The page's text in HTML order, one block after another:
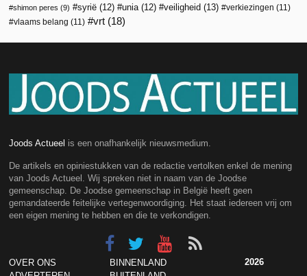
shimon peres (9) syrië (12) unia (12) veiligheid (13) verkiezingen (11)
vlaams belang (11) vrt (18)
Joods Actueel is een onafhankelijk nieuwsmedium.
De artikels en opiniestukken van de redactie vertolken enkel de mening
van Joods Actueel. Wij spreken niet in naam van de Joodse
gemeenschap. De Joodse gemeenschap in België heeft geen
gemandateerde feitelijke vertegenwoordiging. Het staat iedereen vrij om
een eigen mening te hebben en die te verkondigen.
OVER ONS
BINNENLAND
2026